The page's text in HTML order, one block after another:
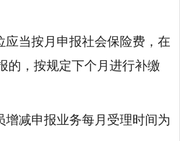
应当按月申报社会保险费，在
的，按规定下个月进行补缴
增减申报业务每月受理时间为